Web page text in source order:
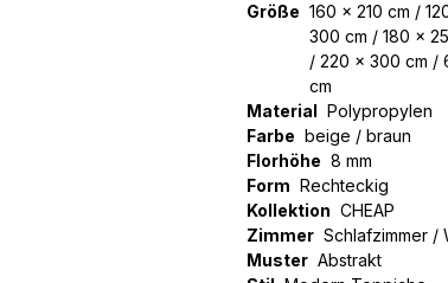
Größe 160 x 210 cm /
300 cm / 180 x
/ 220 x 300 cm /
cm
Material Polypropylen
Farbe beige / braun
Florhöhe 8 mm
Form Rechteckig
Kollektion CHEAP
Zimmer Schlafzimmer /
Muster Abstrakt